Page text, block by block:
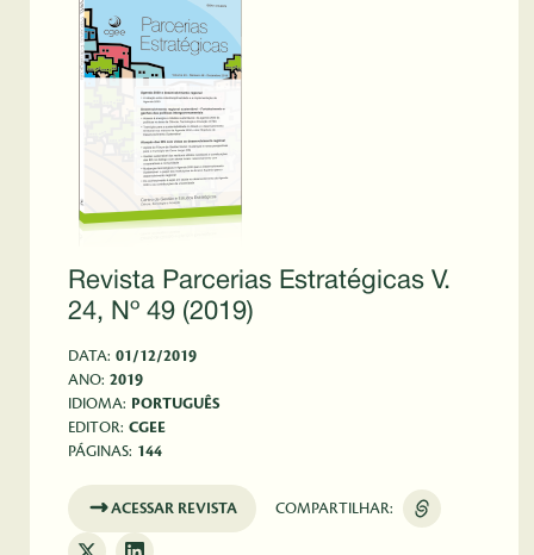
Revista Parcerias Estratégicas V.
24, Nº 49 (2019)
DATA: 01/12/2019
ANO: 2019
IDIOMA: PORTUGUÊS
EDITOR: CGEE
PÁGINAS: 144
ACESSAR REVISTA COMPARTILHAR: